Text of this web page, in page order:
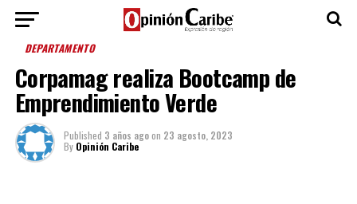
DEPARTAMENTO
Corpamag realiza Bootcamp de
Emprendimiento Verde
Published 3 años agoon 23 agosto, 2023
By Opinión Caribe